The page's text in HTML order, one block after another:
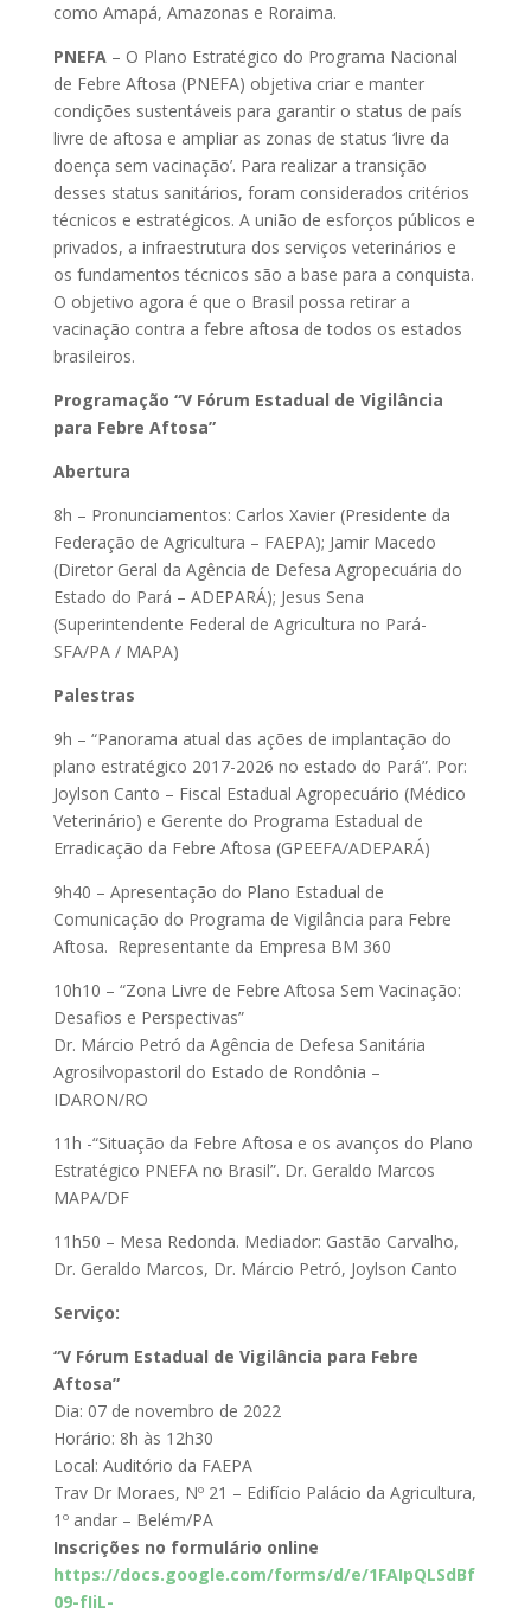
como Amapá, Amazonas e Roraima.
PNEFA– O Plano Estratégico do Programa Nacional
de Febre Aftosa (PNEFA) objetiva criar e manter
condições sustentáveis para garantir o status de país
livre de aftosa e ampliar as zonas de status ‘livre da
doença sem vacinação’. Para realizar a transição
desses status sanitários, foram considerados critérios
técnicos e estratégicos. A união de esforços públicos e
privados, a infraestrutura dos serviços veterinários e
os fundamentos técnicos são a base para a conquista.
O objetivo agora é que o Brasil possa retirar a
vacinação contra a febre aftosa de todos os estados
brasileiros.
Programação “V Fórum Estadual de Vigilância
para Febre Aftosa”
Abertura
8h – Pronunciamentos: Carlos Xavier (Presidente da
Federação de Agricultura – FAEPA); Jamir Macedo
(Diretor Geral da Agência de Defesa Agropecuária do
Estado do Pará – ADEPARÁ); Jesus Sena
(Superintendente Federal de Agricultura no Pará-
SFA/PA / MAPA)
Palestras
9h – “Panorama atual das ações de implantação do
plano estratégico 2017-2026 no estado do Pará”. Por:
Joylson Canto – Fiscal Estadual Agropecuário (Médico
Veterinário) e Gerente do Programa Estadual de
Erradicação da Febre Aftosa (GPEEFA/ADEPARÁ)
9h40 – Apresentação do Plano Estadual de
Comunicação do Programa de Vigilância para Febre
Aftosa. Representante da Empresa BM 360
10h10 – “Zona Livre de Febre Aftosa Sem Vacinação:
Desafios e Perspectivas”
Dr. Márcio Petró da Agência de Defesa Sanitária
Agrosilvopastoril do Estado de Rondônia –
IDARON/RO
11h -“Situação da Febre Aftosa e os avanços do Plano
Estratégico PNEFA no Brasil”. Dr. Geraldo Marcos
MAPA/DF
11h50 – Mesa Redonda. Mediador: Gastão Carvalho,
Dr. Geraldo Marcos, Dr. Márcio Petró, Joylson Canto
Serviço:
“V Fórum Estadual de Vigilância para Febre
Aftosa”
Dia: 07 de novembro de 2022
Horário: 8h às 12h30
Local: Auditório da FAEPA
Trav Dr Moraes, Nº 21 – Edifício Palácio da Agricultura,
1º andar – Belém/PA
Inscrições no formulário online
https://docs.google.com/forms/d/e/1FAIpQLSdBf
09-fIiL-